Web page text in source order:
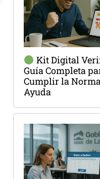
Kit Digital
Guía Completa
Cumplir la
Ayuda